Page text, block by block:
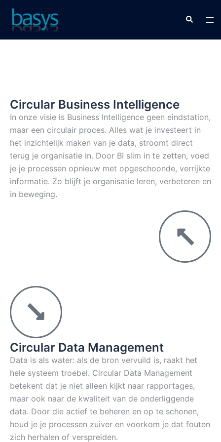
Circular Business Intelligence
In onze visie is Business Intelligence geen eindstation,
maar een circulair proces. Alles wat je investeert in
het inzichtelijk maken van je data, stroomt direct
terug je organisatie in. Door BI slim in te zetten, voed
je je processen opnieuw met opgeschoonde, verrijkte
informatie. Zo blijft je organisatie leren, verbeteren en
in beweging.
Circular Data Management
Data is als water: als de bron vervuild is, raakt het
hele systeem troebel. Circular Data Management
betekent dat je niet alleen kijkt naar rapportages,
maar ook naar de kwaliteit van de onderliggende
data. Door die actief te beheren en op te schonen,
houd je je processen zuiver en voorkom je dat fouten
zich herhalen of verspreiden.